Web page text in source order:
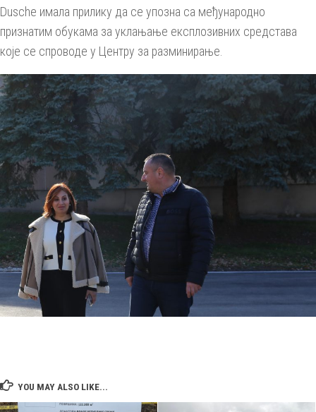
Dusche имала прилику да се упозна са међународно
признатим обукама за уклањање експлозивних средстава
које се спроводе у Центру за разминирање.
YOU MAY ALSO LIKE...